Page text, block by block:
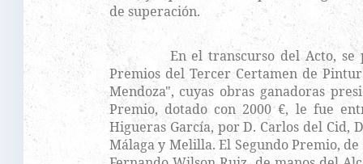
de superación.
En el transcurso del Acto, se
Premios del Tercer Certamen de
Mendoza", cuyas obras ganadoras
Premio, dotado con 2000 €, le fue
Higueras García, por D. Carlos del Cid,
Málaga y Melilla. El Segundo Premio,